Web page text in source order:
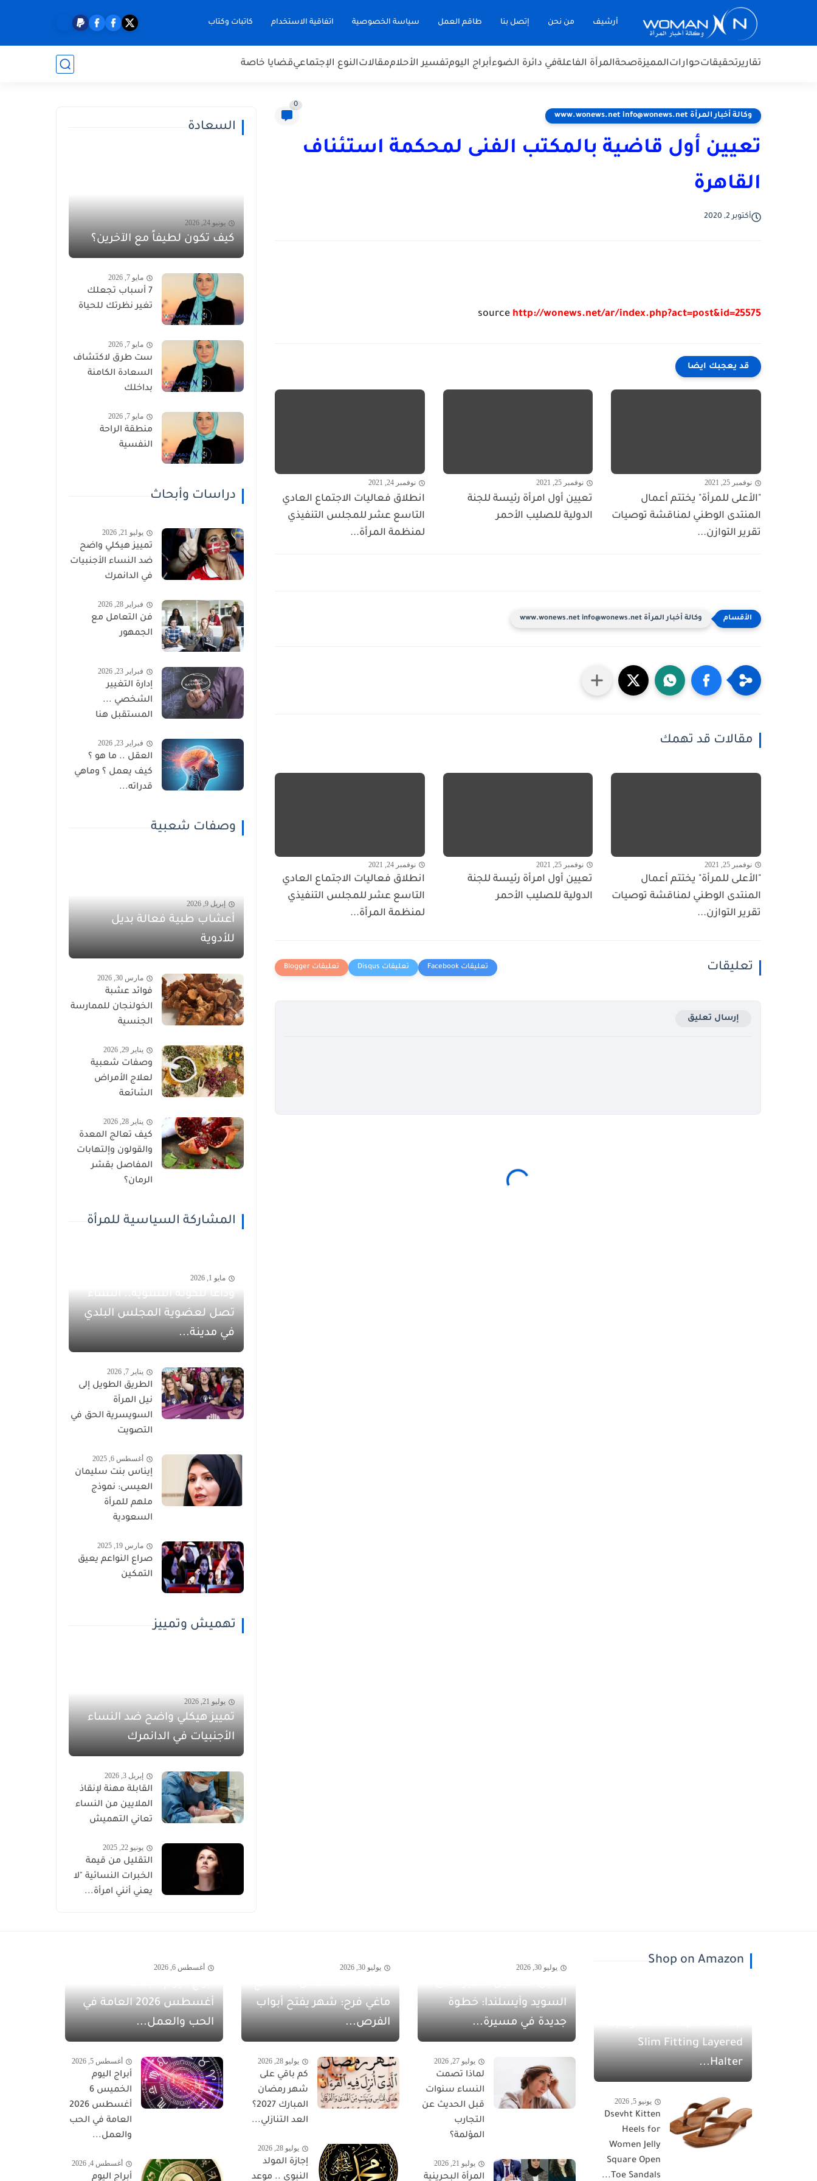
أرشيف من نحن إتصل بنا طاقم العمل سياسة الخصوصية اتفاقية الاستخدام كاتبات وكتاب
تقاريرتحقيقاتحواراتالمميزةصحةالمرأة الفاعلةفي دائرة الضوءأبراج اليومتفسير الأحلاممقالاتالنوع الإجتماعيقضايا خاصة
وكالة أخبار المرأة www.wonews.net info@wonews.net
0
تعيين أول قاضية بالمكتب الفنى لمحكمة استئناف
القاهرة
أكتوبر 2, 2020
source http://wonews.net/ar/index.php?act=post&id=25575
قد يعجبك ايضا
نوفمبر 25, 2021
"الأعلى للمرأة" يختتم أعمال
المنتدى الوطني لمناقشة توصيات
تقرير التوازن...
نوفمبر 25, 2021
تعيين أول امرأة رئيسة للجنة
الدولية للصليب الأحمر
نوفمبر 24, 2021
انطلاق فعاليات الاجتماع العادي
التاسع عشر للمجلس التنفيذي
لمنظمة المرأة...
وكالة أخبار المرأة www.wonews.net info@wonews.net
مقالات قد تهمك
نوفمبر 25, 2021
"الأعلى للمرأة" يختتم أعمال
المنتدى الوطني لمناقشة توصيات
تقرير التوازن...
نوفمبر 25, 2021
تعيين أول امرأة رئيسة للجنة
الدولية للصليب الأحمر
نوفمبر 24, 2021
انطلاق فعاليات الاجتماع العادي
التاسع عشر للمجلس التنفيذي
لمنظمة المرأة...
تعليقات
إرسال تعليق
السعادة
يونيو 24, 2026
كيف تكون لطيفاً مع الآخرين؟
مايو 7, 2026
7 أسباب تجعلك
تغير نظرتك للحياة
مايو 7, 2026
ست طرق لاكتشاف
السعادة الكامنة
بداخلك
مايو 7, 2026
منطقة الراحة
النفسية
دراسات وأبحاث
يوليو 21, 2026
تمييز هيكلي واضح
ضد النساء الأجنبيات
في الدانمرك
فبراير 28, 2026
فن التعامل مع
الجمهور
فبراير 23, 2026
إدارة التغيير
الشخصي ...
المستقبل هنا
فبراير 23, 2026
العقل .. ما هو ؟
كيف يعمل ؟ وماهي
قدراته...
وصفات شعبية
إبريل 9, 2026
أعشاب طبية فعالة بديل
للأدوية
مارس 30, 2026
فوائد عشبة
الخولنجان للممارسة
الجنسية
يناير 29, 2026
وصفات شعبية
لعلاج الأمراض
الشائعة
يناير 28, 2026
كيف تعالج المعدة
والقولون وإلتهابات
المفاصل بقشر
الرمان؟
المشاركة السياسية للمرأة
مايو 1, 2026
وداعاً للكوتة النسوية.. النساء
تصل لعضوية المجلس البلدي
في مدينة...
يناير 7, 2026
الطريق الطويل إلى
نيل المرأة
السويسرية الحق في
التصويت
أغسطس 6, 2025
إيناس بنت سليمان
العيسى: نموذج
ملهم للمرأة
السعودية
مارس 19, 2025
صراع النواعم يعيق
التمكين
تهميش وتمييز
يوليو 21, 2026
تمييز هيكلي واضح ضد النساء
الأجنبيات في الدانمرك
إبريل 3, 2026
القابلة مهنة لإنقاذ
الملايين من النساء
تعاني التهميش
يونيو 22, 2025
التقليل من قيمة
الخبرات النسائية "لا
يعني أنني امرأة...
Shop on Amazon
Slim Fitting Layered
Halter...
يونيو 5, 2026
Dsevht Kitten
Heels for
Women Jelly
Square Open
Toe Sandals...
يوليو 30, 2026
السويد وآيسلندا: خطوة
جديدة في مسيرة...
يوليو 27, 2026
لماذا تصمت
النساء سنوات
قبل الحديث عن
التجارب
المؤلمة؟
يوليو 21, 2026
المرأة البحرينية
يوليو 30, 2026
ماغي فرح: شهر يفتح أبواب
الفرص...
يوليو 28, 2026
كم باقي على
شهر رمضان
المبارك 2027؟
العد التنازلي...
يوليو 28, 2026
إجازة المولد
النبوي .. موعد
أغسطس 6, 2026
أغسطس 2026 العامة في
الحب والعمل...
أغسطس 5, 2026
أبراج اليوم
الخميس 6
أغسطس 2026
العامة في الحب
والعمل...
أغسطس 4, 2026
أبراج اليوم